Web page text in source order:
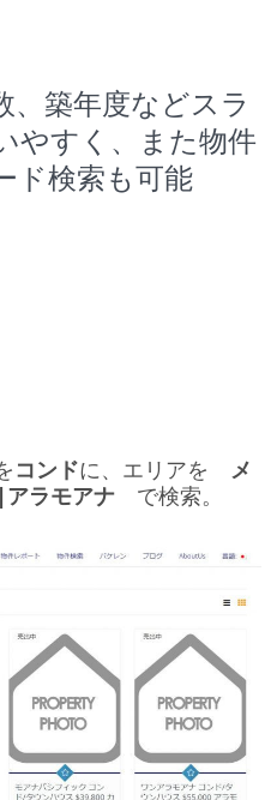
、築年度などスラ
やすく、また物件
ド検索も可能
コンドに、エリアを
メ
アラモアナ で検索。